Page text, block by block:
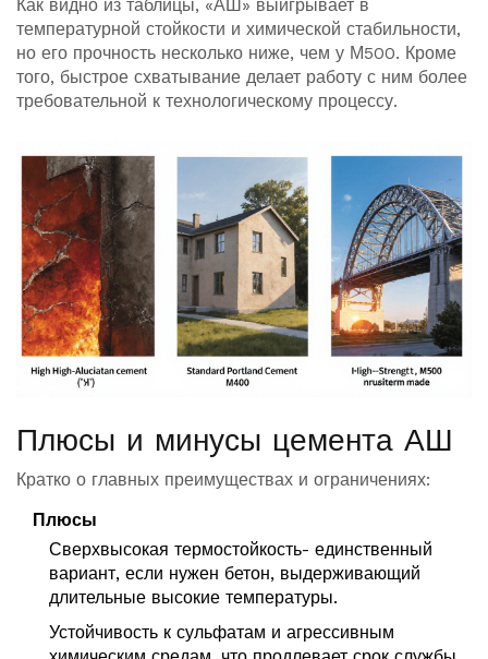
Как видно из таблицы, «АШ» выигрывает в
температурной стойкости и химической стабильности,
но его прочность несколько ниже, чем у М500. Кроме
того, быстрое схватывание делает работу с ним более
требовательной к технологическому процессу.
Плюсы и минусы цемента АШ
Кратко о главных преимуществах и ограничениях:
Плюсы
Сверхвысокая термостойкость- единственный
вариант, если нужен бетон, выдерживающий
длительные высокие температуры.
Устойчивость к сульфатам и агрессивным